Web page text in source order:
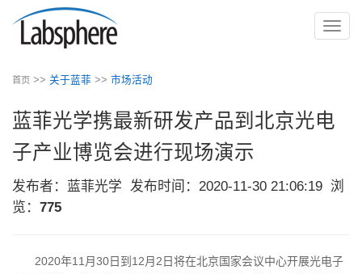
切
首页 >> 关于蓝菲 >> 市场活动
蓝菲光学携最新研发产品到北京光电
子产业博览会进行现场演示
发布者：蓝菲光学 发布时间：2020-11-30 21:06:19 浏
览： 775
2020年11月30日到12月2日将在北京国家会议中心开展光电子